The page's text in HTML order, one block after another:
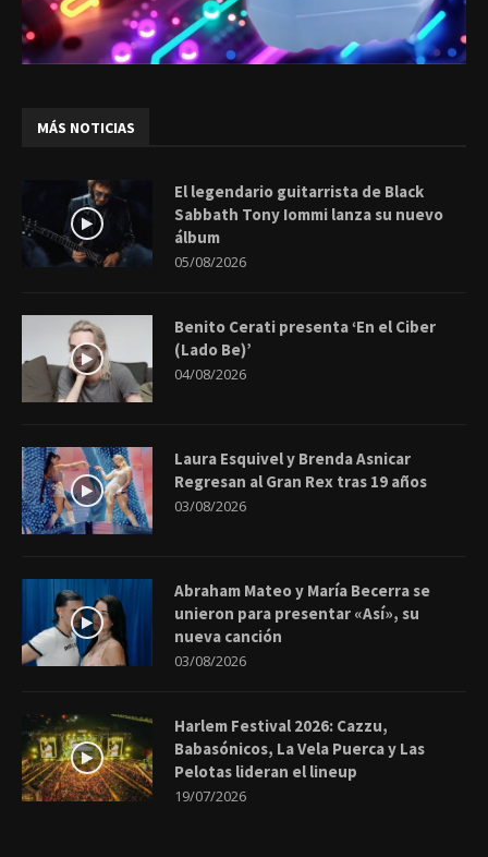
MÁS NOTICIAS
El legendario guitarrista de Black
Sabbath Tony Iommi lanza su nuevo
álbum
05/08/2026
Benito Cerati presenta ‘En el Ciber
(Lado Be)’
04/08/2026
Laura Esquivel y Brenda Asnicar
Regresan al Gran Rex tras 19 años
03/08/2026
Abraham Mateo y María Becerra se
unieron para presentar «Así», su
nueva canción
03/08/2026
Harlem Festival 2026: Cazzu,
Babasónicos, La Vela Puerca y Las
Pelotas lideran el lineup
19/07/2026